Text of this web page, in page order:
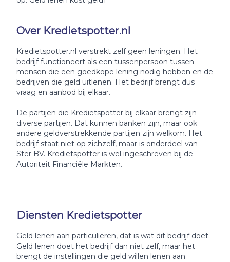
Over Kredietspotter.nl
Kredietspotter.nl verstrekt zelf geen leningen. Het
bedrijf functioneert als een tussenpersoon tussen
mensen die een goedkope lening nodig hebben en de
bedrijven die geld uitlenen. Het bedrijf brengt dus
vraag en aanbod bij elkaar.
De partijen die Kredietspotter bij elkaar brengt zijn
diverse partijen. Dat kunnen banken zijn, maar ook
andere geldverstrekkende partijen zijn welkom. Het
bedrijf staat niet op zichzelf, maar is onderdeel van
Ster BV. Kredietspotter is wel ingeschreven bij de
Autoriteit Financiële Markten.
Diensten Kredietspotter
Geld lenen aan particulieren, dat is wat dit bedrijf doet.
Geld lenen doet het bedrijf dan niet zelf, maar het
brengt de instellingen die geld willen lenen aan